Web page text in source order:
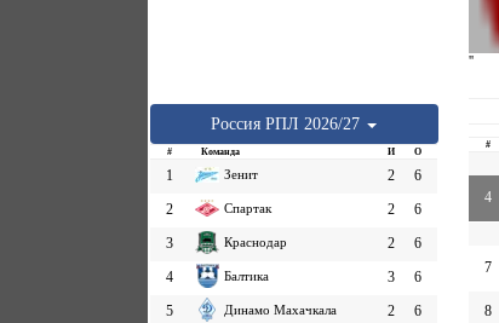
Россия РПЛ 2026/27
# Команда И О
1 Зенит 2
6
2
Спартак 2
6
3
Краснодар 2
6
4
Балтика 3
6
5
Динамо Махачкала 2
6
''
#
4
7
8